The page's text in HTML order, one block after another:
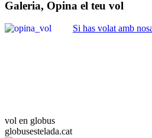
Galeria, Opina el teu vol
Si has volat amb
vol en globus
globusestelada.cat